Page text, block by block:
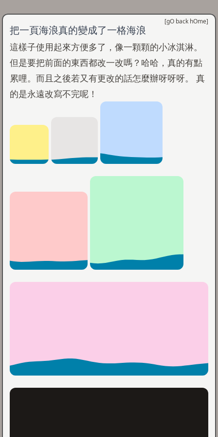
把一頁海浪真的變成了一格海浪
[gO back hOme]
這樣子使用起來方便多了，像一顆顆的小冰淇淋。
但是要把前面的東西都改一改嗎？哈哈，真的有點
累哩。而且之後若又有更改的話怎麼辦呀呀呀。 真
的是永遠改寫不完呢！